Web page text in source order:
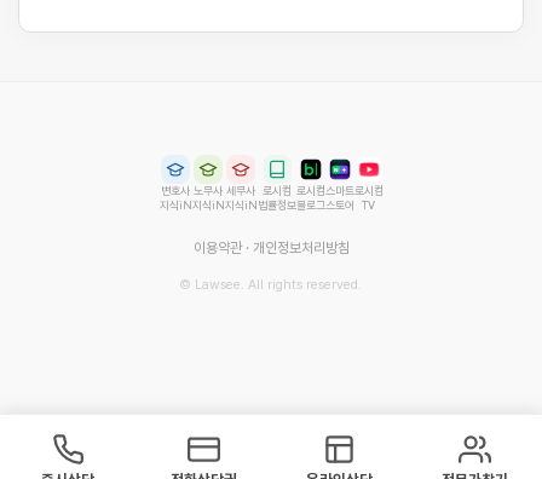
변호사
지식iN
노무사
지식iN
세무사
지식iN
로시컴
법률정보
로시컴
블로그
스마트
스토어
로시컴
TV
이용약관· 개인정보처리방침
© Lawsee. All rights reserved.